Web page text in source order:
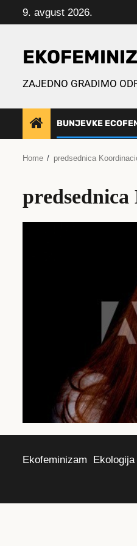
to
9. avgust 2026.
ZAJEDNO GRADIMO
BUNJEVKE
Home prеdsеdnica
Ekofeminizam